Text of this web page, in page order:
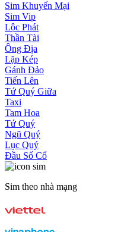
Sim Khuyến Mại
Sim Vip
Lộc Phát
Thần Tài
Ông Địa
Lặp Kép
Gánh Đảo
Tiến Lên
Tứ Quý Giữa
Taxi
Tam Hoa
Tứ Quý
Ngũ Quý
Lục Quý
Đầu Số Cổ
Sim theo nhà mạng